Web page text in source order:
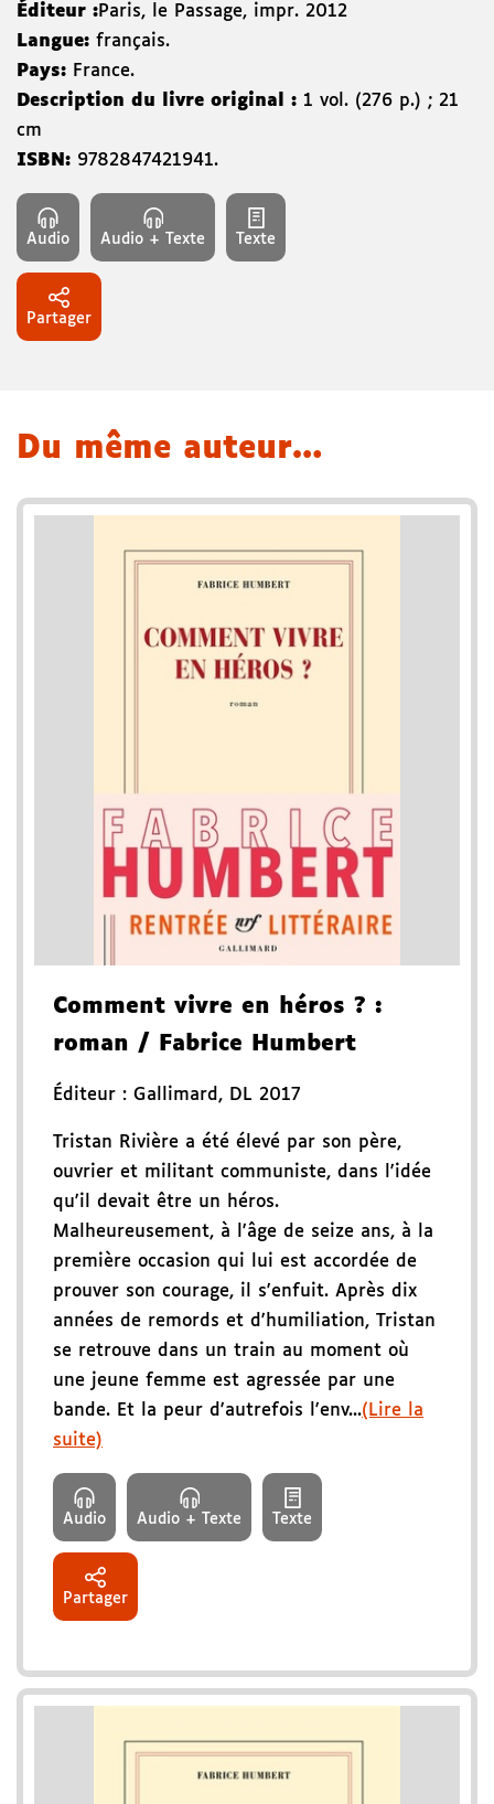
Éditeur :Paris, le Passage, impr. 2012
Langue: français.
Pays: France.
Description du livre original : 1 vol. (276 p.) ; 21
cm
ISBN: 9782847421941.
Audio Audio + Texte Texte
Partager
Du même auteur…
Comment vivre en héros ? :
roman / Fabrice Humbert
Éditeur : Gallimard , DL 2017
Tristan Rivière a été élevé par son père,
ouvrier et militant communiste, dans l'idée
qu'il devait être un héros.
Malheureusement, à l'âge de seize ans, à la
première occasion qui lui est accordée de
prouver son courage, il s'enfuit. Après dix
années de remords et d'humiliation, Tristan
se retrouve dans un train au moment où
une jeune femme est agressée par une
bande. Et la peur d'autrefois l'env...(Lire la
suite)
Audio Audio + Texte Texte
Partager